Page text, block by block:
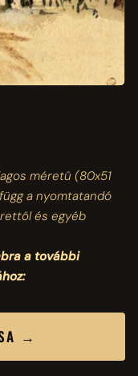
méretű (80x51
a nyomtatandó
és egyéb
a további
→